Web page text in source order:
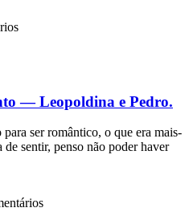
— Leopoldina e Pedro.
ser romântico, o que era mais-
sentir, penso não poder haver